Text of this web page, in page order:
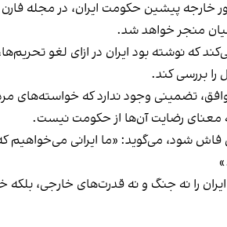
پیشین حکومت ایران، در مجله فارن
منجر خواهد شد.
که نوشته بود ایران در ازای لغو
بررسی کند.
تضمینی وجود ندارد که خواسته‌های
به معنای رضایت آن‌ها از حکومت نیست.
شود، می‌گوید: «ما ایرانی می‌خواهیم
را نه جنگ و نه قدرت‌های خارجی،